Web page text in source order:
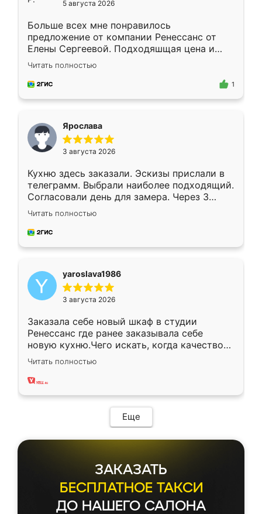
5 августа 2026
Больше всех мне понравилось
предложение от компании Ренессанс от
Елены Сергеевой. Подходяшщая цена и
короткие сроки изготовления. Приехавший
для замера сотрудник Владислав
предложил по моему эскизу самый
Читать полностью
1
Ярослава
3 августа 2026
Кухню здесь заказали. Эскизы прислали в
телеграмм. Выбрали наиболее подходящий.
Согласовали день для замера. Через 3
недели кухня была уже готова. Остались
довольны работой. Спасибо Ренессанс
мебель за качественную работу!
Читать полностью
yaroslava1986
3 августа 2026
Заказала себе новый шкаф в студии
Ренессанс где ранее заказывала себе
новую кухню.Чего искать, когда качеством
вполне довольна. Служит кухня уже почти
два года, нареканий нет.
Читать полностью
Еще
ЗАКАЗАТЬ
БЕСПЛАТНОЕ ТАКСИ
ДО НАШЕГО САЛОНА